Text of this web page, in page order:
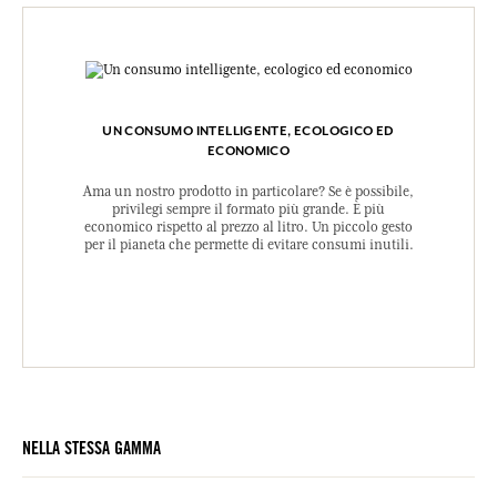
UN CONSUMO INTELLIGENTE, ECOLOGICO ED
ECONOMICO
Ama un nostro prodotto in particolare? Se è possibile,
privilegi sempre il formato più grande. È più
economico rispetto al prezzo al litro. Un piccolo gesto
per il pianeta che permette di evitare consumi inutili.
NELLA STESSA GAMMA